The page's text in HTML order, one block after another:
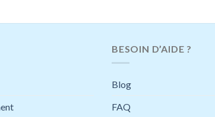
BESOIN D’AIDE ?
Blog
FAQ